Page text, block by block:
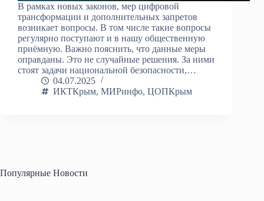
В рамках новых законов, мер цифровой
трансформации и дополнительных запретов
возникает вопросы. В том числе такие вопросы
регулярно поступают и в нашу общественную
приёмную. Важно пояснить, что данные меры
оправданы. Это не случайные решения. За ними
стоят задачи национальной безопасности,…
04.07.2025
ИКТКрым, МИРинфо, ЦОПКрым
Популярные Новости